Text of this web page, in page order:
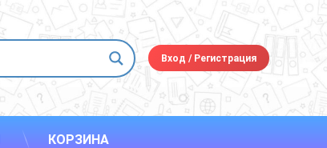
Вход /Регистрация
КОРЗИНА